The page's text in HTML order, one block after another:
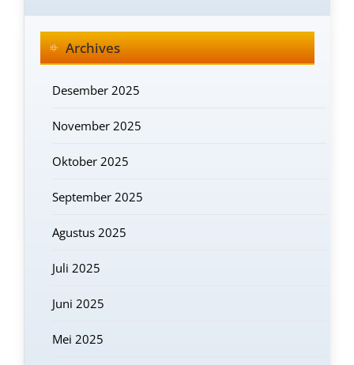
Archives
Desember 2025
November 2025
Oktober 2025
September 2025
Agustus 2025
Juli 2025
Juni 2025
Mei 2025